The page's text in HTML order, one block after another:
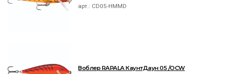
арт.: CD05-HMMD
Воблер RAPALA КаунтДаун 05 /OCW